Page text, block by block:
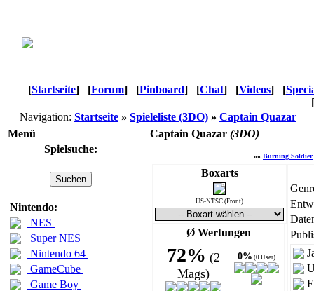
[Startseite] [Forum] [Pinboard] [Chat] [Videos] [
[
Navigation: Startseite » Spieleliste (3DO) » Captain Quazar
Menü
Captain Quazar (3DO)
Spielsuche:
Nintendo:
NES
Super NES
Nintendo 64
GameCube
Game Boy
«« Burning Soldier
Boxarts
US-NTSC (Front)
Ø Wertungen
72% (2
Mags)
0% (0 User)